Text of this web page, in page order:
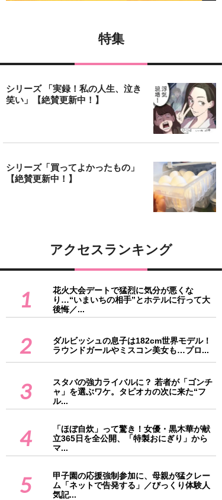
特集
シリーズ 「実録！私の人生、泣き
笑い」【絶賛更新中！】
シリーズ「買ってよかったもの」
【絶賛更新中！】
アクセスランキング
1
花火大会デートで猛烈に気分が悪くな
り…“いまいちの相手”とホテルに行って大
後悔／...
2
ダルビッシュの息子は182cm世界モデル！
ラウンドガールやミスコン美女も…プロ...
3
スタバの強力ライバルに？ 若者が「ゴンチ
ャ」を選ぶワケ。タピオカの次に来た“フ
ル...
4
「ほぼ自炊」って驚き！女優・黒木華が献
立365日を全公開、「特製おにぎり」から
マ...
5
甲子園の応援強制参加に、母親が猛クレー
ム「ネットで告発する」／びっくり体験人
気記...